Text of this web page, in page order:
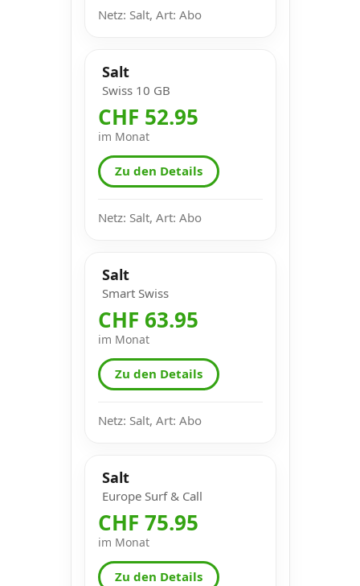
Netz: Salt, Art: Abo
Salt
Swiss 10 GB
CHF 52.95
im Monat
Zu den Details
Netz: Salt, Art: Abo
Salt
Smart Swiss
CHF 63.95
im Monat
Zu den Details
Netz: Salt, Art: Abo
Salt
Europe Surf & Call
CHF 75.95
im Monat
Zu den Details